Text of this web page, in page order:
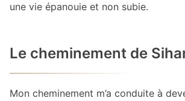
une vie épanouie et non subie.
Le cheminement de
Mon cheminement m’a conduite à